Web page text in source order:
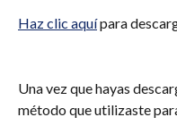
Haz clic aquí para
Una vez que hayas
método que utilizaste